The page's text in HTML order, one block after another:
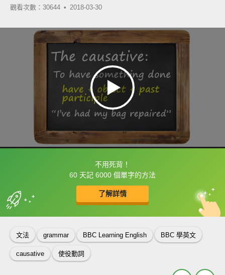
觀看次數：30644 • 2018-03-30
不用死背！
60 天記 6000 個單字的方法
了解詳情
框選或點兩下字幕可以直接查字典喔！
收錄佳句 中
英
文法 grammar BBC Learning English BBC 學英文
causative 使役動詞